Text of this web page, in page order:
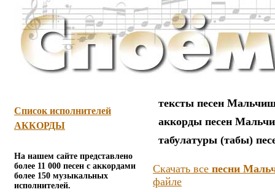
Список исполнителей
АККОРДЫ
На нашем сайте представлено
более 11 000 песен с аккордами
более 150 музыкальных
исполнителей.
тексты песен
аккорды песен
табулатуры (табы)
Скачать все песни
файле